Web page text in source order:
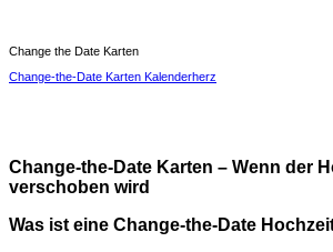
Change the Date Karten
Change-the-Date Karten Kalenderherz
Change-the-Date Karten – Wenn der
verschoben wird
Was ist eine Change-the-Date